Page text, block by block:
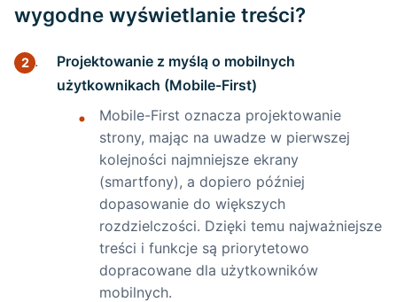
wygodne wyświetlanie treści?
Projektowanie z myślą o mobilnych
użytkownikach (Mobile-First)
Mobile-First oznacza projektowanie
strony, mając na uwadze w pierwszej
kolejności najmniejsze ekrany
(smartfony), a dopiero później
dopasowanie do większych
rozdzielczości. Dzięki temu najważniejsze
treści i funkcje są priorytetowo
dopracowane dla użytkowników
mobilnych.